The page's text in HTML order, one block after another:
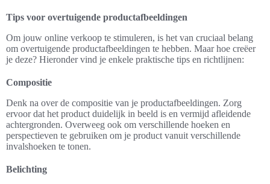
Tips voor overtuigende productafbeeldingen
Om jouw online verkoop te stimuleren, is het van cruciaal belang
om overtuigende productafbeeldingen te hebben. Maar hoe creëer
je deze? Hieronder vind je enkele praktische tips en richtlijnen:
Compositie
Denk na over de compositie van je productafbeeldingen. Zorg
ervoor dat het product duidelijk in beeld is en vermijd afleidende
achtergronden. Overweeg ook om verschillende hoeken en
perspectieven te gebruiken om je product vanuit verschillende
invalshoeken te tonen.
Belichting